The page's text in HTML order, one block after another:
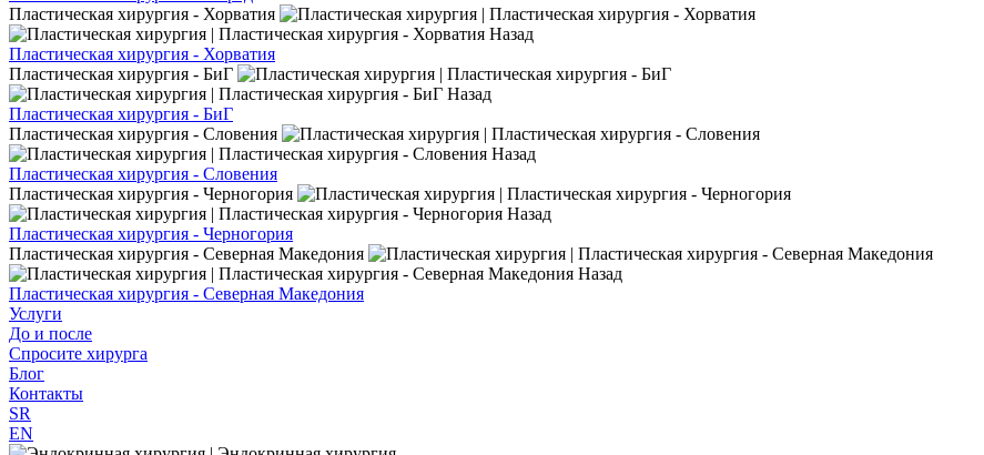
Пластическая хирургия - Хорватия
Назад
Пластическая хирургия - Хорватия
Пластическая хирургия - БиГ
Назад
Пластическая хирургия - БиГ
Пластическая хирургия - Словения
Назад
Пластическая хирургия - Словения
Пластическая хирургия - Черногория
Назад
Пластическая хирургия - Черногория
Пластическая хирургия - Северная Македония
Назад
Пластическая хирургия - Северная Македония
Услуги
До и после
Спросите хирурга
Блог
Контакты
SR
EN